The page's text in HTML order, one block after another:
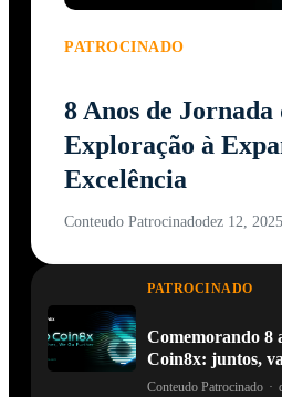
PATROCINADO
8 Anos de
Exploração à
Excelência
Conteudo Patrocinadodez 12, 2025
PATROCINADO
Comemorando 8
Coin8x: juntos,
Conteudo Patrocinado ·